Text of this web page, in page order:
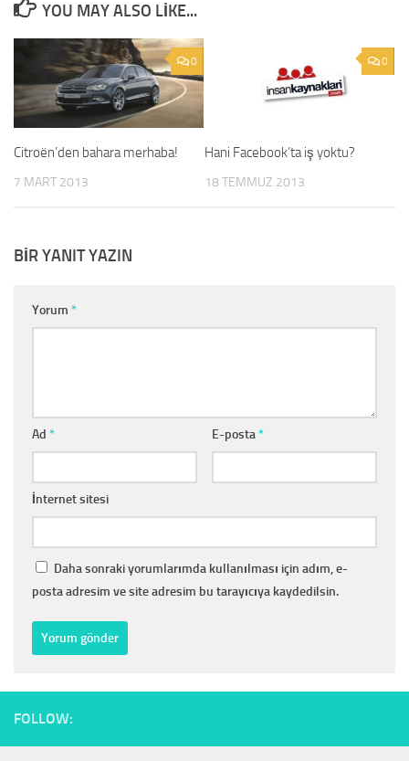
YOU MAY ALSO LIKE...
0
Citroën’den bahara merhaba!
7 MART 2013
0
Hani Facebook’ta iş yoktu?
18 TEMMUZ 2013
BIR YANIT YAZIN
Yorum *
Ad * E-posta*
İnternet sitesi
Daha sonraki yorumlarımda kullanılması için adım, e-
posta adresim ve site adresim bu tarayıcıya kaydedilsin.
FOLLOW: